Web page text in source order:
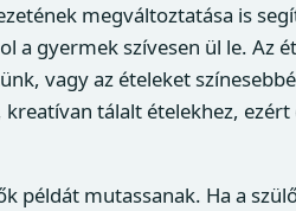
megváltoztatása is
a gyermek szívesen ül le. Az
vagy az ételeket
kreatívan tálalt ételekhez,
példát mutassanak. Ha a